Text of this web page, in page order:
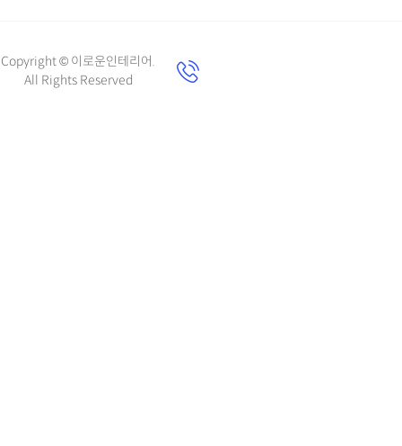
Copyright © 이로운인테리어.
All Rights Reserved